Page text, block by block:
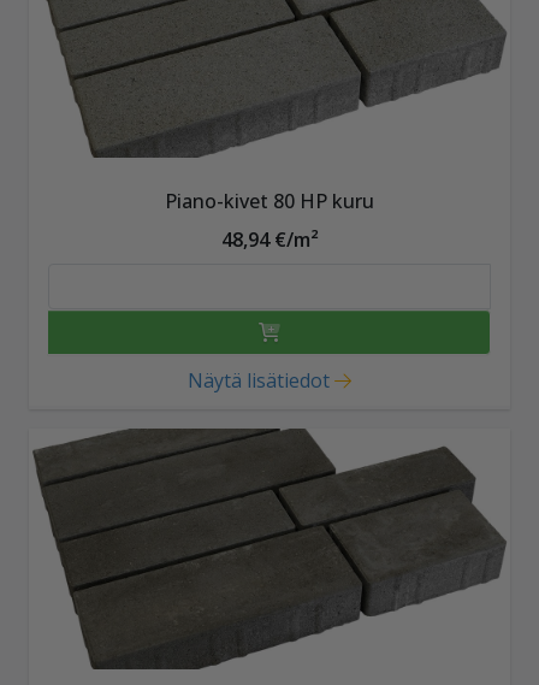
Piano-kivet 80 HP kuru
48,94 €/m²
Näytä lisätiedot